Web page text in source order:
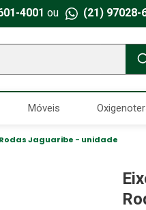
4001 ou (21) 97028-
Móveis
Jaguaribe - unidade